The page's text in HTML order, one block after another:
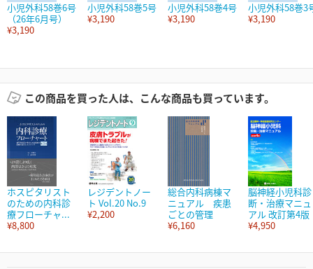
小児外科58巻6号
（26年6月号）
¥3,190
小児外科58巻5号
¥3,190
小児外科58巻4号
¥3,190
小児外科58巻3
¥3,190
この商品を買った人は、こんな商品も買っています。
ホスピタリスト
のための内科診
療フローチャ...
¥8,800
レジデントノー
ト Vol.20 No.9
¥2,200
総合内科病棟マ
ニュアル 疾患
ごとの管理
¥6,160
脳神経小児科診
断・治療マニュ
アル 改訂第4版
¥4,950